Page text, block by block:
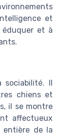
et
et à
sociabilité. Il
chiens et
il se montre
affectueux
de la